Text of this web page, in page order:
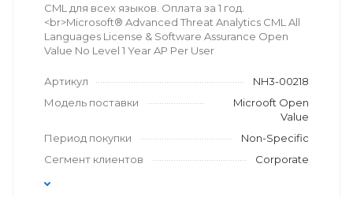
CML для всех языков. Оплата за 1 год.
<br>Microsoft® Advanced Threat Analytics CML All
Languages License & Software Assurance Open
Value No Level 1 Year AP Per User
Артикул
NH3-00218
Модель поставки
Microoft Open
Value
Период покупки
Non-Specific
Сегмент клиентов
Corporate